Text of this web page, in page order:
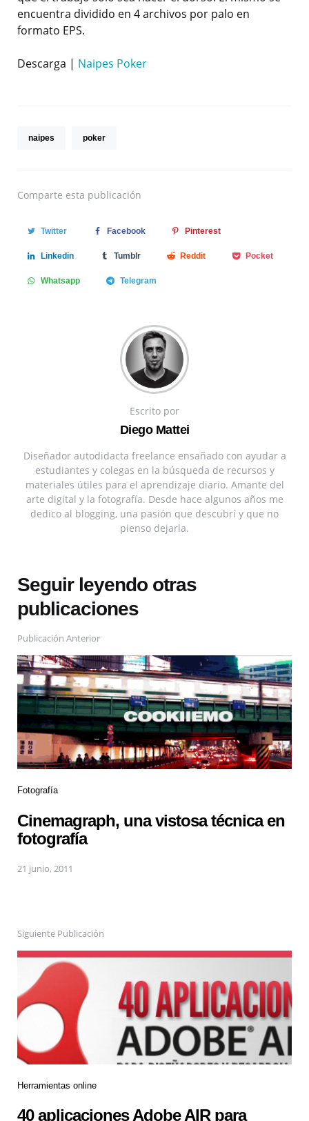
encuentra dividido en 4 archivos por palo en
formato EPS.
Descarga | Naipes Poker
naipes poker
Comparte esta publicación
Twitter Facebook Pinterest
Linkedin Tumblr Reddit Pocket
Whatsapp Telegram
Escrito por
Diego Mattei
Diseñador autodidacta freelance ensañado con ayudar a
estudiantes y colegas en la búsqueda de recursos y
materiales útiles para el aprendizaje diario. Amante del
arte digital y la fotografía. Desde hace algunos años me
dedico al blogging, una pasión que descubrí y que no
pienso dejarla.
Seguir leyendo otras
publicaciones
Publicación Anterior
Fotografía
Cinemagraph, una vistosa técnica en
fotografía
21 junio, 2011
Siguiente Publicación
Herramientas online
40 aplicaciones Adobe AIR para